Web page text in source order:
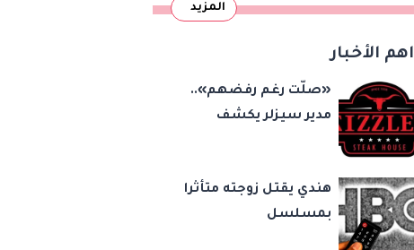
المزيد
اهم الأخبار
«صلّت رغم رفضهم»..
مدير سيزلر يكشف
على بُعد 50 متر»
هندي يقتل زوجته متأثرا
بمسلسل